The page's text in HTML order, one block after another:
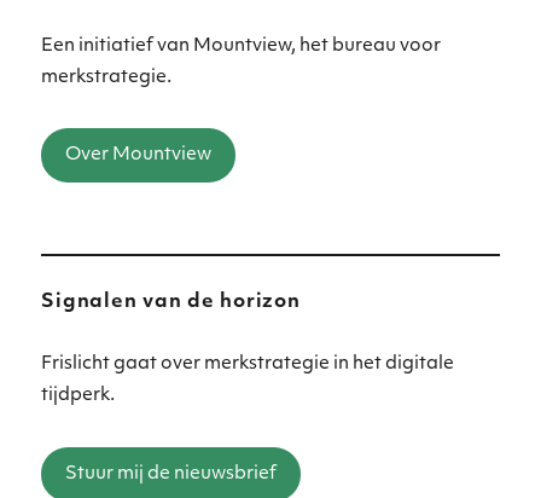
Een initiatief van Mountview, het bureau voor
merkstrategie.
Over Mountview
Signalen van de horizon
Frislicht gaat over merkstrategie in het digitale
tijdperk.
Stuur mij de nieuwsbrief